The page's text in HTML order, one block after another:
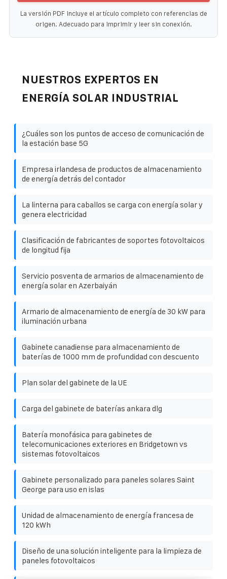
La versión PDF incluye el artículo completo con referencias de
origen. Adecuado para imprimir y leer sin conexión.
NUESTROS EXPERTOS EN
ENERGÍA SOLAR INDUSTRIAL
¿Cuáles son los puntos de acceso de comunicación de
la estación base 5G
Empresa irlandesa de productos de almacenamiento
de energía detrás del contador
La linterna para caballos se carga con energía solar y
genera electricidad
Clasificación de fabricantes de soportes fotovoltaicos
de longitud fija
Servicio posventa de armarios de almacenamiento de
energía solar en Azerbaiyán
Armario de almacenamiento de energía de 30 kW para
iluminación urbana
Gabinete canadiense para almacenamiento de
baterías de 1000 mm de profundidad con descuento
Plan solar del gabinete de la UE
Carga del gabinete de baterías ankara dlg
Batería monofásica para gabinetes de
telecomunicaciones exteriores en Bridgetown vs
sistemas fotovoltaicos
Gabinete personalizado para paneles solares Saint
George para uso en islas
Unidad de almacenamiento de energía francesa de
120 kWh
Diseño de una solución inteligente para la limpieza de
paneles fotovoltaicos